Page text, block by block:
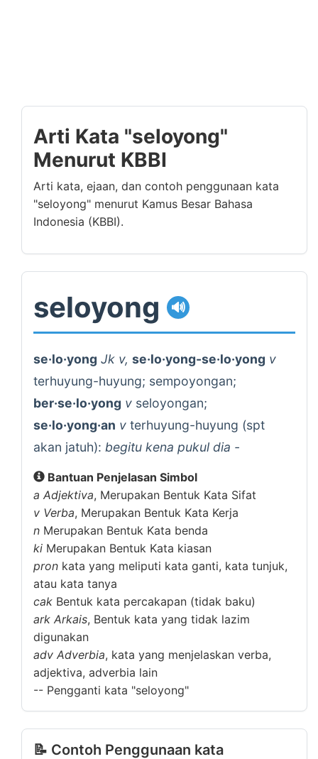
Arti Kata "seloyong"
Menurut KBBI
Arti kata, ejaan, dan contoh penggunaan kata
"seloyong" menurut Kamus Besar Bahasa
Indonesia (KBBI).
seloyong 🔊
se·lo·yong Jk v, se·lo·yong-se·lo·yong v
terhuyung-huyung; sempoyongan;
ber·se·lo·yong v seloyongan;
se·lo·yong·an v terhuyung-huyung (spt
akan jatuh): begitu kena pukul dia -
Bantuan Penjelasan Simbol
a Adjektiva, Merupakan Bentuk Kata Sifat
v Verba, Merupakan Bentuk Kata Kerja
n Merupakan Bentuk Kata benda
ki Merupakan Bentuk Kata kiasan
pron kata yang meliputi kata ganti, kata tunjuk,
atau kata tanya
cak Bentuk kata percakapan (tidak baku)
ark Arkais, Bentuk kata yang tidak lazim
digunakan
adv Adverbia, kata yang menjelaskan verba,
adjektiva, adverbia lain
-- Pengganti kata "seloyong"
📝 Contoh Penggunaan kata